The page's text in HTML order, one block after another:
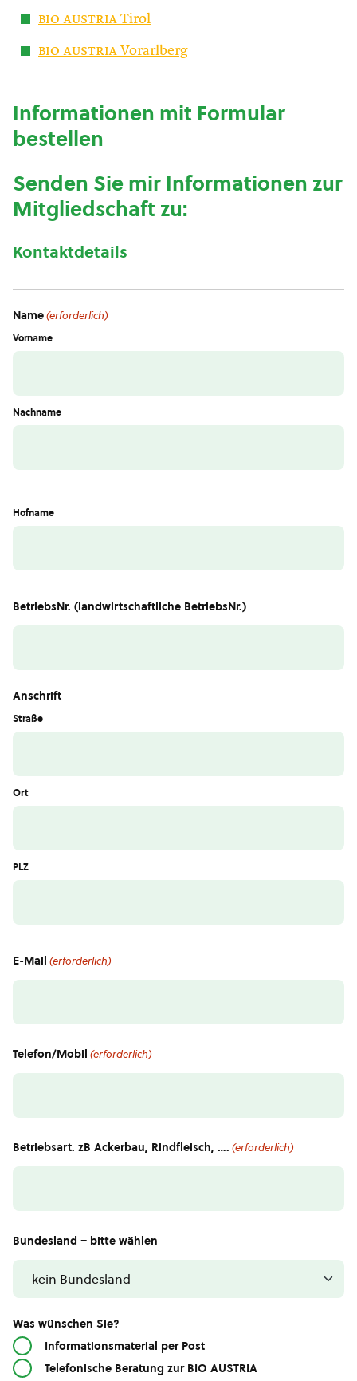
bio austria Tirol
bio austria Vorarlberg
Informationen mit Formular
bestellen
Senden Sie mir Informationen zur
Mitgliedschaft zu:
Kontaktdetails
Name(erforderlich)
Vorname
Nachname
Hofname
BetriebsNr. (landwirtschaftliche BetriebsNr.)
Anschrift
Straße
Ort
PLZ
E-Mail (erforderlich)
Telefon/Mobil (erforderlich)
Betriebsart. zB Ackerbau, Rindfleisch, …. (erforderlich)
Bundesland – bitte wählen
Was wünschen Sie?
Informationsmaterial per Post
Telefonische Beratung zur BIO AUSTRIA